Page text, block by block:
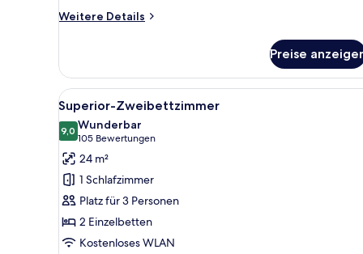
Weitere Details
Weitere
Einzelzimmer
(No
View)
Preise
Alle
Fotos
für
Superior-
Zweibettzimmer
anzeigen
Ein Hotelzimmer mit zwei
8
Superior-Zweibettzimmer
9,09,0 von 10
Wunderbar
105 Bewertungen
(105
Bewertungen)
24 m²
1 Schlafzimmer
Platz für 3 Personen
2 Einzelbetten
Kostenloses WLAN